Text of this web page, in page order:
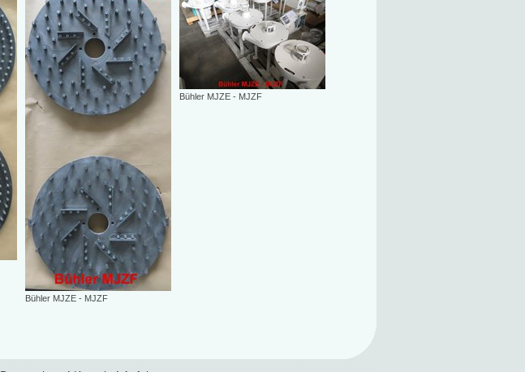
Bühler MJZE - MJZF
Bühler MJZE - MJZF